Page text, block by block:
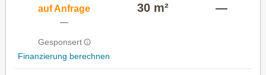
auf Anfrage
—
Gesponsert
Finanzierung berechnen
30 m² —